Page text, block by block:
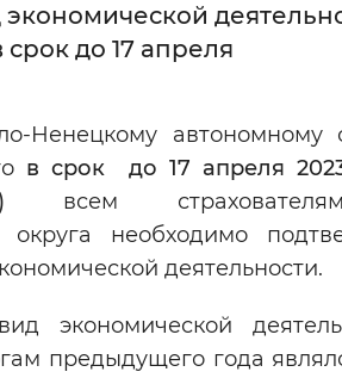
Интервал между буквами
Инверсивный
Изображения
Выключены
до 17 апреля
Ненецкому автономному
в срок до 17 апреля
всем
округа необходимо
деятельности.
экономической
предыдущего года